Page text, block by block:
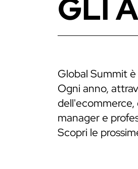
GLI
Global Summit
Ogni anno,
dell'ecommerce,
manager e
Scopri le